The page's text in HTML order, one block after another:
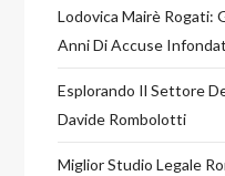
Lodovica Mairè Rogati:
Anni Di Accuse
Esplorando Il Settore
Davide Rombolotti
Miglior Studio Legale